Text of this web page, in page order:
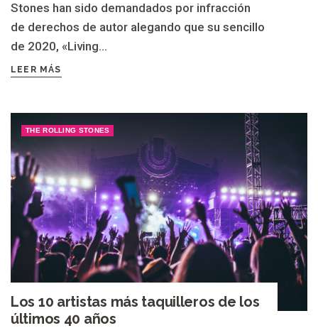
Stones han sido demandados por infracción
de derechos de autor alegando que su sencillo
de 2020, «Living...
LEER MÁS
THE ROLLING STONES
Los 10 artistas más taquilleros de los
últimos 40 años